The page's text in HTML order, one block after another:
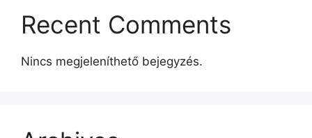
Recent Comments
Nincs megjeleníthető bejegyzés.